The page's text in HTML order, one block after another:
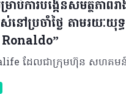
រាប់ការបង្កើនសមត្ថភាពរ
នៅប្រចាំថ្ងៃ តាមរយៈយុទ្ធ